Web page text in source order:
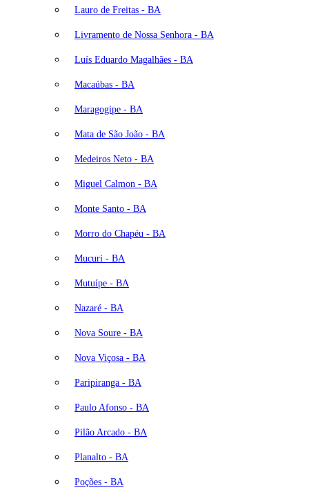
Lauro de Freitas - BA
Livramento de Nossa Senhora - BA
Luís Eduardo Magalhães - BA
Macaúbas - BA
Maragogipe - BA
Mata de São João - BA
Medeiros Neto - BA
Miguel Calmon - BA
Monte Santo - BA
Morro do Chapéu - BA
Mucuri - BA
Mutuípe - BA
Nazaré - BA
Nova Soure - BA
Nova Viçosa - BA
Paripiranga - BA
Paulo Afonso - BA
Pilão Arcado - BA
Planalto - BA
Poções - BA